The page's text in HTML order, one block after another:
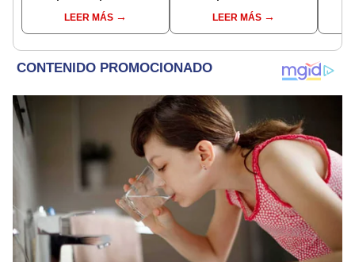
sujeto que conoció en
Roblox: PNP busca al
LEER MÁS
Indecopi multó a la
empresa con más de S/
LEER MÁS